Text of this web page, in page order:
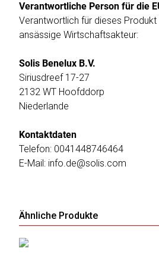
Verantwortliche Person für die
Verantwortlich für dieses Produkt
ansässige Wirtschaftsakteur:
Solis Benelux B.V.
Siriusdreef 17-27
2132 WT Hoofddorp
Niederlande
Kontaktdaten
Telefon: 0041448746464
E-Mail: info.de@solis.com
Ähnliche Produkte